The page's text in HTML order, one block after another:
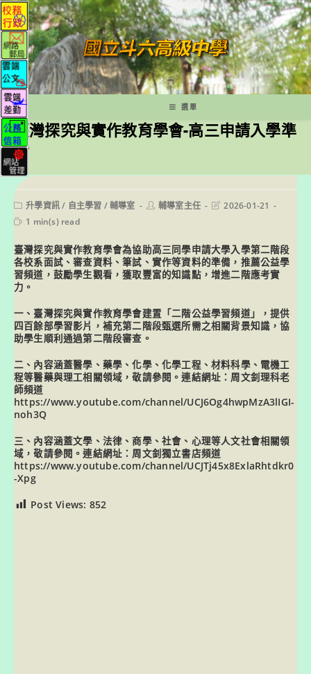
跳
轉
至
主
要
內
容
選單
臺灣探究與實作教育學會-高三申請入學準
備
Post
category:
升學資訊/ 自主學習 /輔導室
Post輔導室主任
Post2026-01-21
Reading
1 min(s) read
臺灣探究與實作教育學會為協助高三同學申請大學入學第二階段
各校系面試、審查資料、筆試、實作等資料的準備，推薦公益學
習頻道，鼓勵學生觀看，獲取豐富的知識點，增進二階應考實
力。
一、臺灣探究與實作教育學會建置「二階公益學習頻道」，提供
四百餘部學習影片，補充第二階段甄選所需之相關背景知識，協
助學生順利通過第二階段審查。
二、內容涵蓋醫學、藥學、化學、化學工程、材料科學、電機工
程等醫藥與理工相關領域，敬請參閱。連結網址：周文釗理科老
師頻道
https://www.youtube.com/channel/UCJ6Og4hwpMzA3lIGI-
noh3Q
三、內容涵蓋文學、法律、商學、社會、心理等人文社會相關領
域，敬請參閱。連結網址：周文釗獨立書店頻道
https://www.youtube.com/channel/UCJTj45x8ExlaRhtdkr0
-Xpg
Post Views: 852